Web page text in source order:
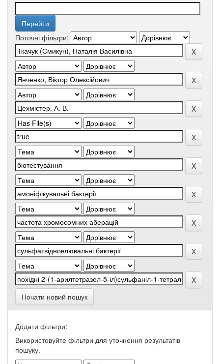
Поточні фільтри:
Почати новий пошук
Додати фільтри:
Використовуйте фільтри для уточнення результатів
пошуку.